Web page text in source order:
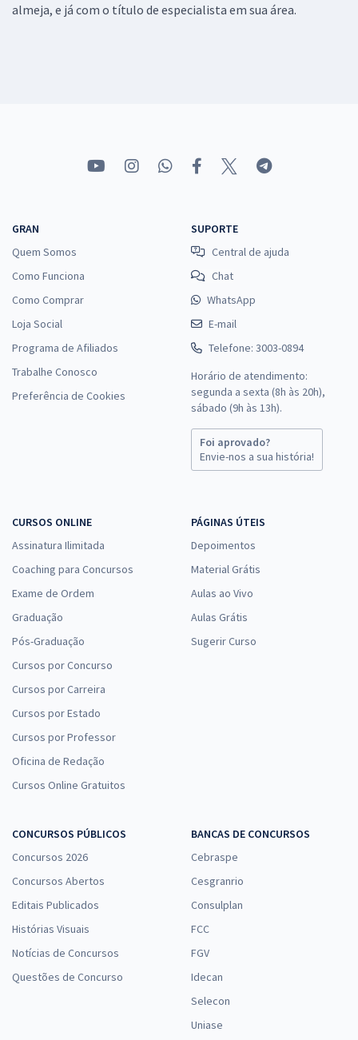
almeja, e já com o título de especialista em sua área.
GRAN
Quem Somos
Como Funciona
Como Comprar
Loja Social
Programa de Afiliados
Trabalhe Conosco
Preferência de Cookies
SUPORTE
Central de ajuda
Chat
WhatsApp
E-mail
Telefone: 3003-0894
Horário de atendimento:
segunda a sexta (8h às 20h),
sábado (9h às 13h).
Foi aprovado?
Envie-nos a sua história!
CURSOS ONLINE
Assinatura Ilimitada
Coaching para Concursos
Exame de Ordem
Graduação
Pós-Graduação
Cursos por Concurso
Cursos por Carreira
Cursos por Estado
Cursos por Professor
Oficina de Redação
Cursos Online Gratuitos
PÁGINAS ÚTEIS
Depoimentos
Material Grátis
Aulas ao Vivo
Aulas Grátis
Sugerir Curso
CONCURSOS PÚBLICOS
Concursos 2026
Concursos Abertos
Editais Publicados
Histórias Visuais
Notícias de Concursos
Questões de Concurso
BANCAS DE CONCURSOS
Cebraspe
Cesgranrio
Consulplan
FCC
FGV
Idecan
Selecon
Uniase